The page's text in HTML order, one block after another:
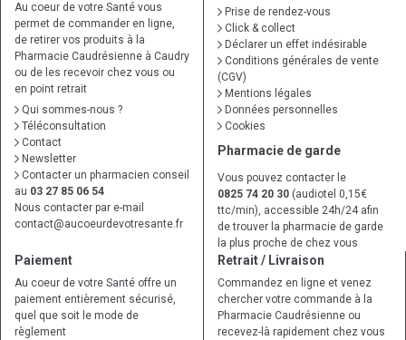
Au coeur de votre Santé vous
permet de commander en ligne,
de retirer vos produits à la
Pharmacie Caudrésienne à Caudry
ou de les recevoir chez vous ou
en point retrait
Qui sommes-nous ?
Téléconsultation
Contact
Newsletter
Contacter un pharmacien conseil
au 03 27 85 06 54
Nous contacter par e-mail
contact@aucoeurdevotresante.fr
Prise de rendez-vous
Click & collect
Déclarer un effet indésirable
Conditions générales de vente
(CGV)
Mentions légales
Données personnelles
Cookies
Pharmacie de garde
Vous pouvez contacter le
0825 74 20 30 (audiotel 0,15€
ttc/min), accessible 24h/24 afin
de trouver la pharmacie de garde
la plus proche de chez vous
Paiement
Au coeur de votre Santé offre un
paiement entièrement sécurisé,
quel que soit le mode de
règlement
Retrait / Livraison
Commandez en ligne et venez
chercher votre commande à la
Pharmacie Caudrésienne ou
recevez-là rapidement chez vous